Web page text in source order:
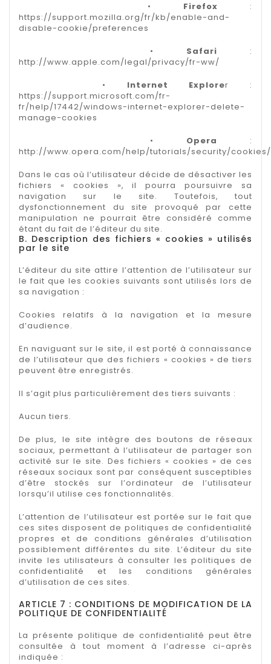
• Firefox :
https://support.mozilla.org/fr/kb/enable-and-
disable-cookie/preferences
• Safari :
http://www.apple.com/legal/privacy/fr-ww/
• Internet Explorer :
https://support.microsoft.com/fr-
fr/help/17442/windows-internet-explorer-delete-
manage-cookies
• Opera :
http://www.opera.com/help/tutorials/security/cookies/
Dans le cas où l’utilisateur décide de désactiver les
fichiers « cookies », il pourra poursuivre sa
navigation sur le site. Toutefois, tout
dysfonctionnement du site provoqué par cette
manipulation ne pourrait être considéré comme
étant du fait de l’éditeur du site.
B. Description des fichiers « cookies » utilisés
par le site
L’éditeur du site attire l’attention de l’utilisateur sur
le fait que les cookies suivants sont utilisés lors de
sa navigation :
Cookies relatifs à la navigation et la mesure
d’audience.
En naviguant sur le site, il est porté à connaissance
de l’utilisateur que des fichiers « cookies » de tiers
peuvent être enregistrés.
Il s’agit plus particulièrement des tiers suivants :
Aucun tiers.
De plus, le site intègre des boutons de réseaux
sociaux, permettant à l’utilisateur de partager son
activité sur le site. Des fichiers « cookies » de ces
réseaux sociaux sont par conséquent susceptibles
d’être stockés sur l’ordinateur de l’utilisateur
lorsqu’il utilise ces fonctionnalités.
L’attention de l’utilisateur est portée sur le fait que
ces sites disposent de politiques de confidentialité
propres et de conditions générales d’utilisation
possiblement différentes du site. L’éditeur du site
invite les utilisateurs à consulter les politiques de
confidentialité et les conditions générales
d’utilisation de ces sites.
ARTICLE 7 : CONDITIONS DE MODIFICATION DE LA
POLITIQUE DE CONFIDENTIALITÉ
La présente politique de confidentialité peut être
consultée à tout moment à l’adresse ci-après
indiquée :